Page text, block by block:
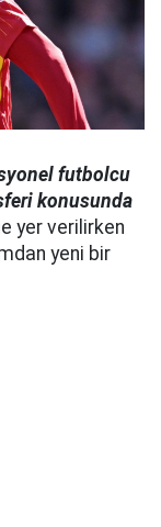
futbolcu
konusunda
yer verilirken
yeni bir